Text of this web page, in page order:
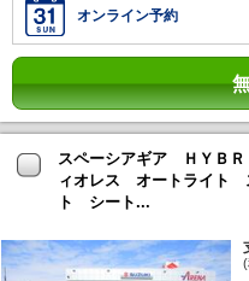
オンライン予約
スペーシアギア ＨＹＢ
ィオレス オートライト
ト シート...